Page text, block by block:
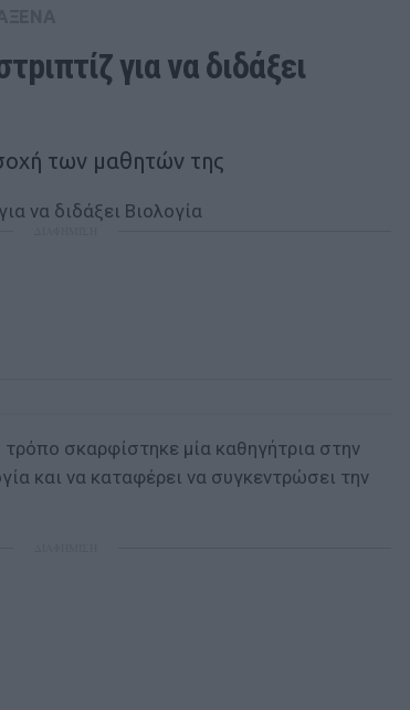
για να διδάξει
των μαθητών της
σκαρφίστηκε μία καθηγήτρια στην
και να καταφέρει να συγκεντρώσει την